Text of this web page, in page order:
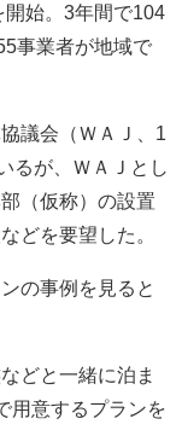
始。3年間で104
事業者が地域で
議会（ＷＡＪ、1
るが、ＷＡＪとし
（仮称）の設置
どを要望した。
の事例を見ると
どと一緒に泊ま
用意するプランを